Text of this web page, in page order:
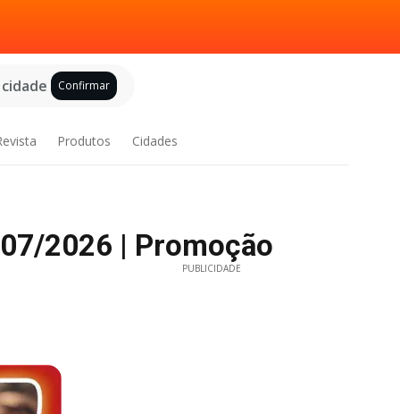
Confirmar
Produtos Cidades
2026 | Promoção
PUBLICIDADE